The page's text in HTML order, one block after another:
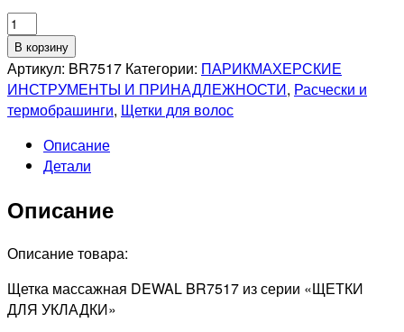
Количество
товара
DEWAL
PRO
Щетка
для
укладки,
пластиковый
13
В корзину
Артикул: BR7517 Категории: ПАРИКМАХЕРСКИЕ
ИНСТРУМЕНТЫ И ПРИНАДЛЕЖНОСТИ, Расчески и
термобрашинги, Щетки для волос
Описание
Детали
Описание
Описание товара:
Щетка массажная DEWAL BR7517 из серии «ЩЕТКИ
ДЛЯ УКЛАДКИ»